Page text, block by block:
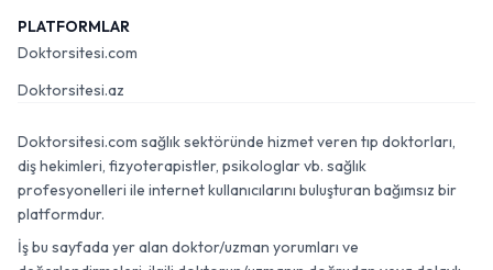
PLATFORMLAR
Doktorsitesi.com
Doktorsitesi.az
Doktorsitesi.com sağlık sektöründe hizmet veren tıp doktorları,
diş hekimleri, fizyoterapistler, psikologlar vb. sağlık
profesyonelleri ile internet kullanıcılarını buluşturan bağımsız bir
platformdur.
İş bu sayfada yer alan doktor/uzman yorumları ve